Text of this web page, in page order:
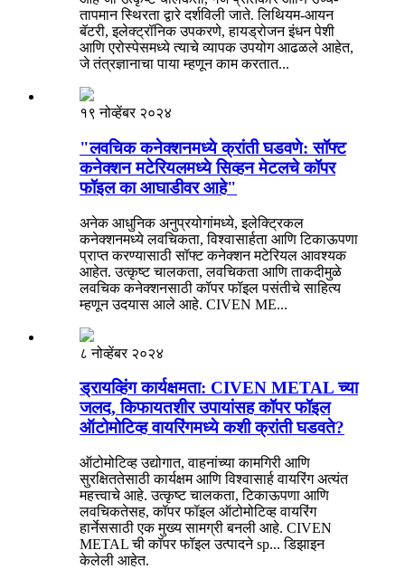
तापमान स्थिरता द्वारे दर्शविली जाते. लिथियम-आयन
बॅटरी, इलेक्ट्रॉनिक उपकरणे, हायड्रोजन इंधन पेशी
आणि एरोस्पेसमध्ये त्याचे व्यापक उपयोग आढळले आहेत,
जे तंत्रज्ञानाचा पाया म्हणून काम करतात...
१९ नोव्हेंबर २०२४
"लवचिक कनेक्शनमध्ये क्रांती घडवणे: सॉफ्ट
कनेक्शन मटेरियलमध्ये सिव्हन मेटलचे कॉपर
फॉइल का आघाडीवर आहे"
अनेक आधुनिक अनुप्रयोगांमध्ये, इलेक्ट्रिकल
कनेक्शनमध्ये लवचिकता, विश्वासार्हता आणि टिकाऊपणा
प्राप्त करण्यासाठी सॉफ्ट कनेक्शन मटेरियल आवश्यक
आहेत. उत्कृष्ट चालकता, लवचिकता आणि ताकदीमुळे
लवचिक कनेक्शनसाठी कॉपर फॉइल पसंतीचे साहित्य
म्हणून उदयास आले आहे. CIVEN ME...
८ नोव्हेंबर २०२४
ड्रायव्हिंग कार्यक्षमता: CIVEN METAL च्या
जलद, किफायतशीर उपायांसह कॉपर फॉइल
ऑटोमोटिव्ह वायरिंगमध्ये कशी क्रांती घडवते?
ऑटोमोटिव्ह उद्योगात, वाहनांच्या कामगिरी आणि
सुरक्षिततेसाठी कार्यक्षम आणि विश्वासार्ह वायरिंग अत्यंत
महत्त्वाचे आहे. उत्कृष्ट चालकता, टिकाऊपणा आणि
लवचिकतेसह, कॉपर फॉइल ऑटोमोटिव्ह वायरिंग
हार्नेससाठी एक मुख्य सामग्री बनली आहे. CIVEN
METAL ची कॉपर फॉइल उत्पादने sp... डिझाइन
केलेली आहेत.